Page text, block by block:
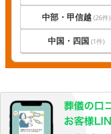
中部・甲信越 (26件)
中国・四国 (1件)